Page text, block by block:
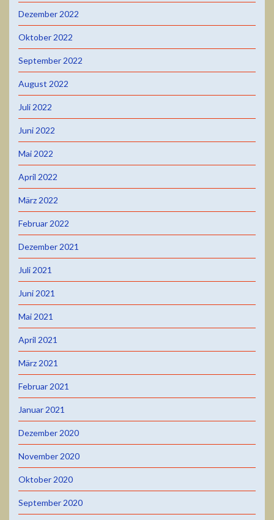
Dezember 2022
Oktober 2022
September 2022
August 2022
Juli 2022
Juni 2022
Mai 2022
April 2022
März 2022
Februar 2022
Dezember 2021
Juli 2021
Juni 2021
Mai 2021
April 2021
März 2021
Februar 2021
Januar 2021
Dezember 2020
November 2020
Oktober 2020
September 2020